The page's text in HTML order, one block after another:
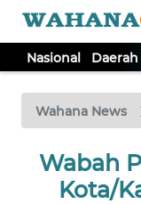
Nasional Daerah
Wahana News
Wabah
Kota/
TV
Tutup
NASIONAL